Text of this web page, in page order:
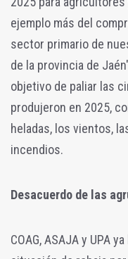
ejemplo más del
sector primario de
de la provincia de
objetivo de paliar las
produjeron en 2025,
heladas, los vientos,
incendios.
Desacuerdo de las
COAG, ASAJA y UPA